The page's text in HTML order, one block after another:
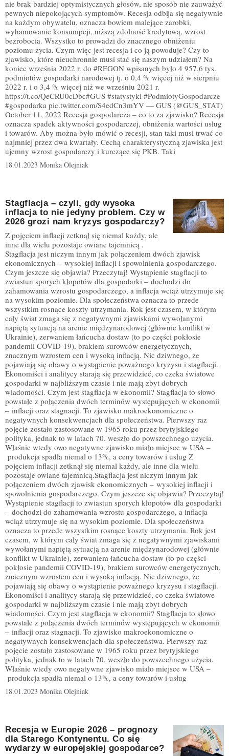
nie brak bardziej optymistycznych głosów, nie sposób nie zauważyć
pewnych niepokojących symptomów. Recesja odbija się negatywnie
na każdym obywatelu, oznacza bowiem malejące zarobki,
wyhamowanie konsumpcji, niższą zdolność kredytową, wzrost
bezrobocia. Wszystko to prowadzi do znacznego obniżeniu
poziomu życia. Czym więc jest recesja i co ją powoduje? Czy to
zjawisko, które nieuchronnie musi stać się naszym udziałem? Na
koniec września 2022 r. do #REGON wpisanych było 4 957,6 tys.
podmiotów gospodarki narodowej tj. o 0,4 % więcej niż w sierpniu
2022 r. i o 3,4 % więcej niż we wrześniu 2021 r.
https://t.co/QeCRU0cDbc#GUS #statystyki #PodmiotyGospodarcze
#gospodarka pic.twitter.com/S4edCn3mYV — GUS (@GUS_STAT)
October 11, 2022 Recesja gospodarcza – co to za zjawisko? Recesja
oznacza spadek aktywności gospodarczej, obniżenia wartości usług
i towarów. Aby można było mówić o recesji, stan taki musi trwać co
najmniej przez dwa kwartały. Cechą charakterystyczną zjawiska jest
ujemny wzrost gospodarczy i kurczące się PKB. Taki
18.01.2023 Monika Olejniak
Stagflacja – czyli, gdy wysoka
inflacja to nie jedyny problem. Czy w
2026 grozi nam kryzys gospodarczy?
Z pojęciem inflacji zetknął się niemal każdy, ale
inne dla wielu pozostaje owiane tajemnicą .
Stagflacja jest niczym innym jak połączeniem dwóch zjawisk
ekonomicznych – wysokiej inflacji i spowolnienia gospodarczego.
Czym jeszcze się objawia? Przeczytaj! Wystąpienie stagflacji to
zwiastun sporych kłopotów dla gospodarki – dochodzi do
zahamowania wzrostu gospodarczego, a inflacja wciąż utrzymuje się
na wysokim poziomie. Dla społeczeństwa oznacza to przede
wszystkim rosnące koszty utrzymania. Rok jest czasem, w którym
cały świat zmaga się z negatywnymi zjawiskami wywołanymi
napiętą sytuacją na arenie międzynarodowej (głównie konflikt w
Ukrainie), zerwaniem łańcucha dostaw (to po części pokłosie
pandemii COVID-19), brakiem surowców energetycznych,
znacznym wzrostem cen i wysoką inflacją. Nic dziwnego, że
pojawiają się obawy o wystąpienie poważnego kryzysu i stagflacji.
Ekonomiści i analitycy starają się przewidzieć, co czeka światowe
gospodarki w najbliższym czasie i nie mają zbyt dobrych
wiadomości. Czym jest stagflacja w ekonomii? Stagflacja to słowo
powstałe z połączenia dwóch terminów występujących w ekonomii
– inflacji oraz stagnacji. To zjawisko makroekonomiczne o
negatywnych konsekwencjach dla społeczeństwa. Pierwszy raz
pojęcie zostało zastosowane w 1965 roku przez brytyjskiego
polityka, jednak to w latach 70. weszło do powszechnego użycia.
Właśnie wtedy owo negatywne zjawisko miało miejsce w USA –
produkcja spadła niemal o 13%, a ceny towarów i usług Z
pojęciem inflacji zetknął się niemal każdy, ale inne dla wielu
pozostaje owiane tajemnicą.Stagflacja jest niczym innym jak
połączeniem dwóch zjawisk ekonomicznych – wysokiej inflacji i
spowolnienia gospodarczego. Czym jeszcze się objawia? Przeczytaj!
Wystąpienie stagflacji to zwiastun sporych kłopotów dla gospodarki
– dochodzi do zahamowania wzrostu gospodarczego, a inflacja
wciąż utrzymuje się na wysokim poziomie. Dla społeczeństwa
oznacza to przede wszystkim rosnące koszty utrzymania. Rok jest
czasem, w którym cały świat zmaga się z negatywnymi zjawiskami
wywołanymi napiętą sytuacją na arenie międzynarodowej (głównie
konflikt w Ukrainie), zerwaniem łańcucha dostaw (to po części
pokłosie pandemii COVID-19), brakiem surowców energetycznych,
znacznym wzrostem cen i wysoką inflacją. Nic dziwnego, że
pojawiają się obawy o wystąpienie poważnego kryzysu i stagflacji.
Ekonomiści i analitycy starają się przewidzieć, co czeka światowe
gospodarki w najbliższym czasie i nie mają zbyt dobrych
wiadomości. Czym jest stagflacja w ekonomii? Stagflacja to słowo
powstałe z połączenia dwóch terminów występujących w ekonomii
– inflacji oraz stagnacji. To zjawisko makroekonomiczne o
negatywnych konsekwencjach dla społeczeństwa. Pierwszy raz
pojęcie zostało zastosowane w 1965 roku przez brytyjskiego
polityka, jednak to w latach 70. weszło do powszechnego użycia.
Właśnie wtedy owo negatywne zjawisko miało miejsce w USA –
produkcja spadła niemal o 13%, a ceny towarów i usług
18.01.2023 Monika Olejniak
Recesja w Europie 2026 – prognozy
dla Starego Kontynentu. Co się
wydarzy w europejskiej gospodarce?